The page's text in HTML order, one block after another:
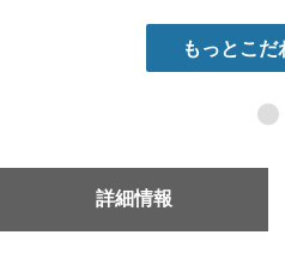
もっとこだ
●
詳細情報